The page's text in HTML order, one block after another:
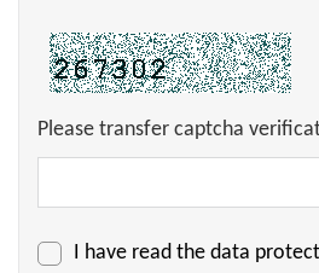
Please transfer captcha
I have read the data